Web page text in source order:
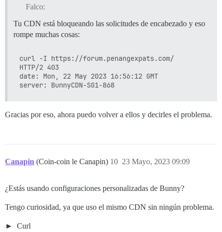
Falco:
Tu CDN está bloqueando las solicitudes de encabezado y eso
rompe muchas cosas:
curl -I https://forum.penangexpats.com/
HTTP/2 403
date: Mon, 22 May 2023 16:56:12 GMT
Gracias por eso, ahora puedo volver a ellos y decirles el problema.
Canapin (Coin-coin le Canapin) 23 Mayo, 2023 09:09
10
¿Estás usando configuraciones personalizadas de Bunny?
Tengo curiosidad, ya que uso el mismo CDN sin ningún problema.
Curl